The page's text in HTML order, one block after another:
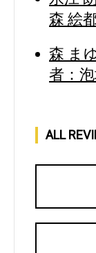
森 絵
森 ま
者：
ALL